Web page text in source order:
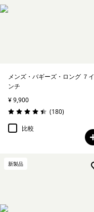
メンズ・バギーズ・ロング ７イ
ンチ
¥ 9,900
評価: 4.4 / 5
(180レビュー
)
比較
新製品